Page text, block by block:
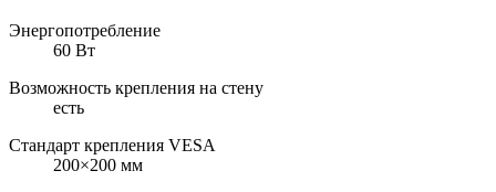
Энергопотребление
60 Вт
Возможность крепления на стену
есть
Стандарт крепления VESA
200×200 мм